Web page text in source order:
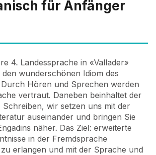
für Anfänger
4. Landessprache in «Vallader»
wunderschönen Idiom des
Hören und Sprechen werden
vertraut. Daneben beinhaltet der
Schreiben, wir setzen uns mit der
auseinander und bringen Sie
näher. Das Ziel: erweiterte
in der Fremdsprache
erlangen und mit der Sprache und